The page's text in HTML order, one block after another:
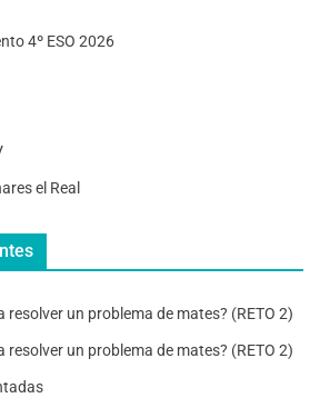
4º ESO 2026
el Real
resolver un problema de mates? (RETO 2)
resolver un problema de mates? (RETO 2)